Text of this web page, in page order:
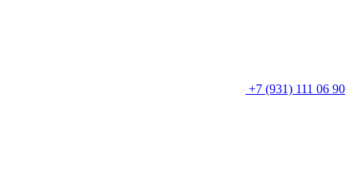
+7 (931) 111 06 90